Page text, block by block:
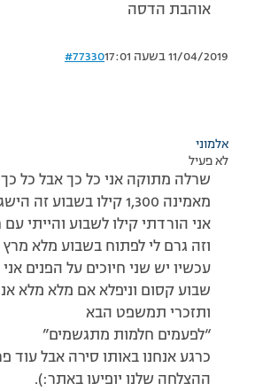
אוהבת הדסה
11/04/2019 בשעה 17:01 #77330
אלמוני
לא פעיל
שרלה מתוקה אני כל כך אבל כל
מאמינה 1,300 קילו בשבוע זה הישג אדיר
אני הורדתי קילו לשבוע והייתי
וזה גרם לי לפתוח בשבוע מלא
עכשיו יש שני חיוכים על הפנים
שבוע קסום וניפלא אם מלא מלא
ותזכרי תמשפט הבא
“לפעמים חלמות מתגשמים”
כרגע אנחנו באותו סירה אבל עוד
ההצלחה שלנו יופיעו באתר:).